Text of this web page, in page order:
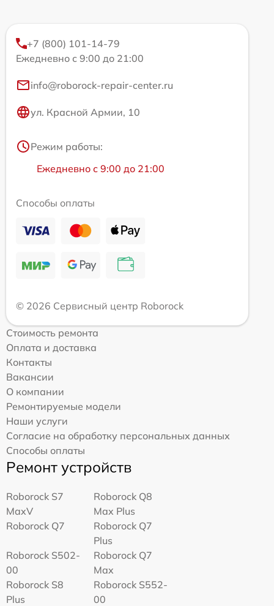
+7 (800) 101-14-79
Ежедневно с 9:00 до 21:00
info@roborock-repair-center.ru
ул. Красной Армии, 10
Режим работы:
Ежедневно с 9:00 до 21:00
Способы оплаты
© 2026 Сервисный центр Roborock
Стоимость ремонта
Оплата и доставка
Контакты
Вакансии
О компании
Ремонтируемые модели
Наши услуги
Согласие на обработку персональных данных
Способы оплаты
Ремонт устройств
Roborock S7
MaxV
Roborock Q8
Max Plus
Roborock Q7
Roborock Q7
Plus
Roborock S502-
00
Roborock Q7
Max
Roborock S8
Plus
Roborock S552-
00